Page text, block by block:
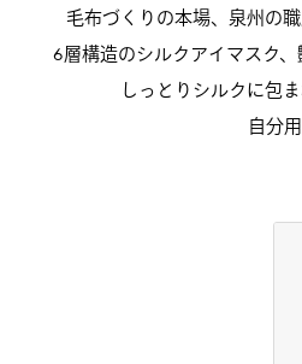
毛布づくりの本場、泉州の
6層構造のシルクアイマスク
しっとりシルクに包
自分